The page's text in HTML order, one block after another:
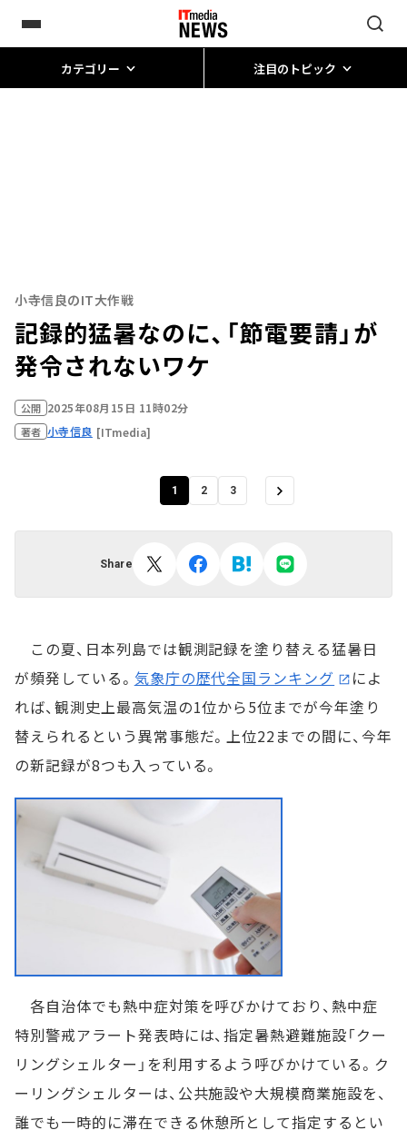
カテゴリー 注目のトピック
小寺信良のIT大作戦
記録的猛暑なのに、「節電要請」が
発令されないワケ
公開 2025年08月15日 11時02分
著者 小寺信良 [ITmedia]
1 2 3
Share
この夏、日本列島では観測記録を塗り替える猛暑日
が頻発している。 気象庁の歴代全国ランキング
によ
れば、観測史上最高気温の1位から5位までが今年塗り
替えられるという異常事態だ。上位22までの間に、今年
の新記録が8つも入っている。
各自治体でも熱中症対策を呼びかけており、熱中症
特別警戒アラート発表時には、指定暑熱避難施設「クー
リングシェルター」を利用するよう呼びかけている。ク
ーリングシェルターは、公共施設や大規模商業施設を、
誰でも一時的に滞在できる休憩所として指定するとい